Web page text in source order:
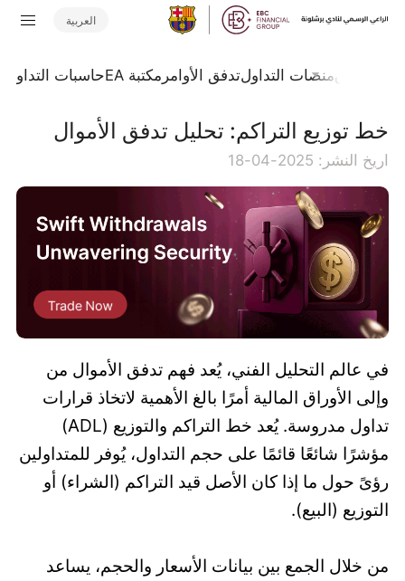
العربية
السوقمنصات التداولتدفق الأوامر مكتبة EA حاسبات التداول
خط توزيع التراكم: تحليل تدفق الأموال
اريخ النشر: 2025-04-18
في عالم التحليل الفني، يُعد فهم تدفق الأموال من
وإلى الأوراق المالية أمرًا بالغ الأهمية لاتخاذ قرارات
تداول مدروسة. يُعد خط التراكم والتوزيع (ADL)
مؤشرًا شائعًا قائمًا على حجم التداول، يُوفر للمتداولين
رؤىً حول ما إذا كان الأصل قيد التراكم (الشراء) أو
التوزيع (البيع).
من خلال الجمع بين بيانات الأسعار والحجم، يساعد